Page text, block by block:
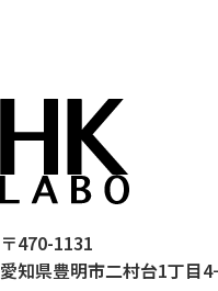
〒470-1131
愛知県豊明市二村台1丁目